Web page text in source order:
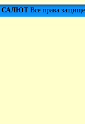
САЛЮТВсе права